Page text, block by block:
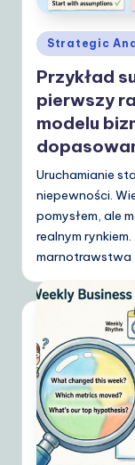
o
A
&
S
o
ft
w
a
r
e
S
o
lu
ti
o
Posted
in
Strategic
Przykład
pierwszy
modelu
Uruchamianie
niepewności.
pomysłem, ale
realnym
marnotrawstwa